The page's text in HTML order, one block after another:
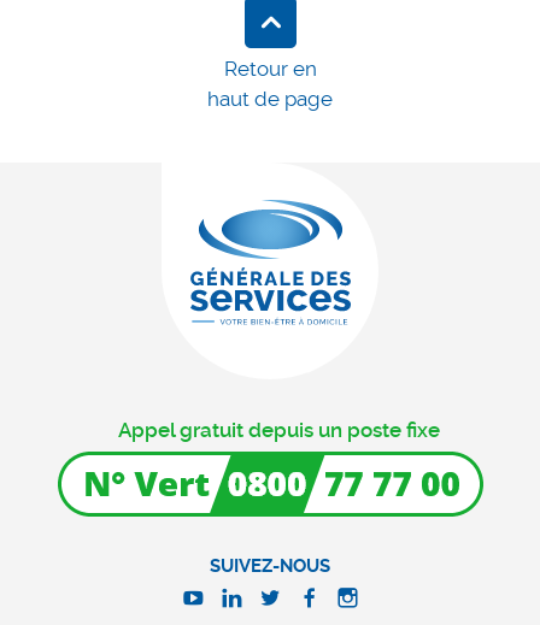
SUIVEZ-NOUS
Appel gratuit depuis un poste fixe
Retour en
haut de page